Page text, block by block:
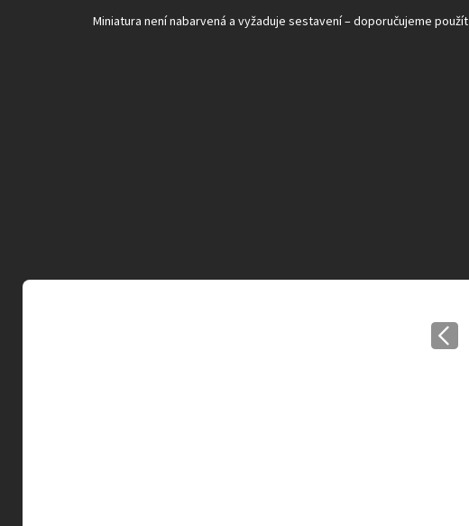
Miniatura není nabarvená a vyžaduje sestavení – doporučujeme použít